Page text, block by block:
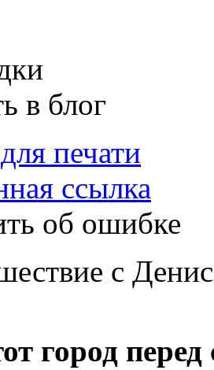
в блог
печати
ссылка
об ошибке
с
город